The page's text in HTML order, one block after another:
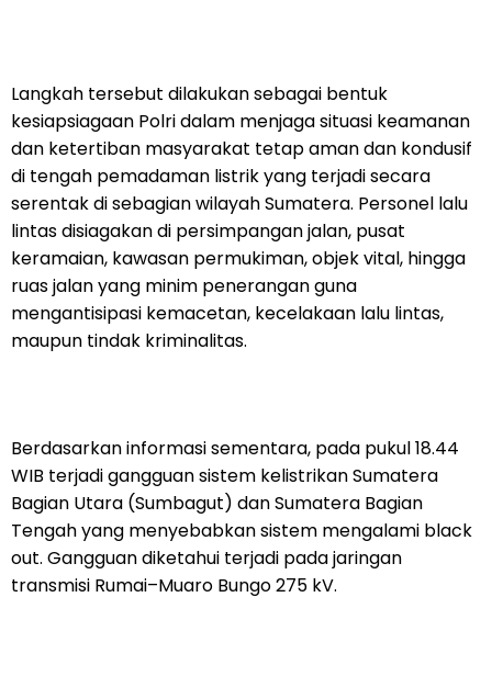
Langkah tersebut dilakukan sebagai bentuk
kesiapsiagaan Polri dalam menjaga situasi keamanan
dan ketertiban masyarakat tetap aman dan kondusif
di tengah pemadaman listrik yang terjadi secara
serentak di sebagian wilayah Sumatera. Personel lalu
lintas disiagakan di persimpangan jalan, pusat
keramaian, kawasan permukiman, objek vital, hingga
ruas jalan yang minim penerangan guna
mengantisipasi kemacetan, kecelakaan lalu lintas,
maupun tindak kriminalitas.
Berdasarkan informasi sementara, pada pukul 18.44
WIB terjadi gangguan sistem kelistrikan Sumatera
Bagian Utara (Sumbagut) dan Sumatera Bagian
Tengah yang menyebabkan sistem mengalami black
out. Gangguan diketahui terjadi pada jaringan
transmisi Rumai–Muaro Bungo 275 kV.